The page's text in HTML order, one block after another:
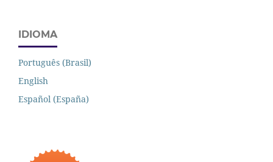
IDIOMA
Português (Brasil)
English
Español (España)